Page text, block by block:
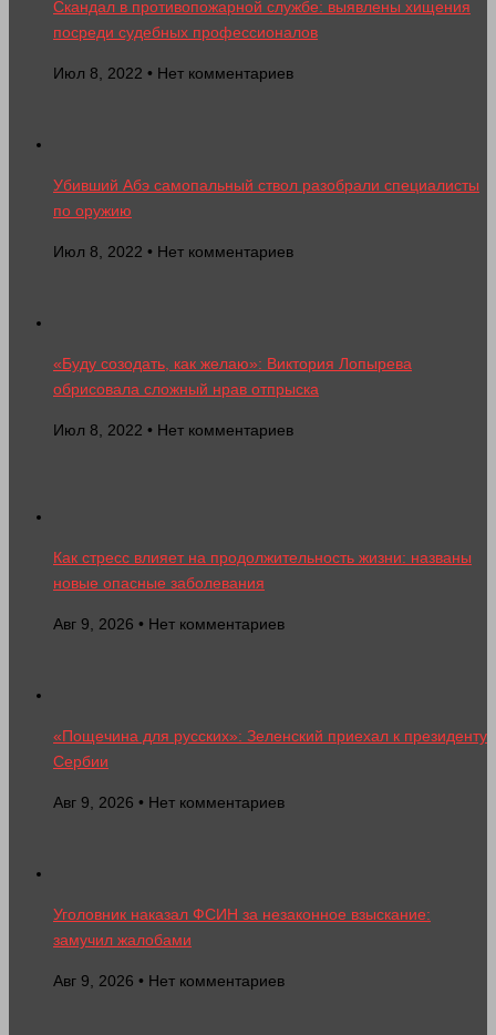
Скандал в противопожарной службе: выявлены хищения
посреди судебных профессионалов
Июл 8, 2022 • Нет комментариев
Убивший Абэ самопальный ствол разобрали специалисты
по оружию
Июл 8, 2022 • Нет комментариев
«Буду созодать, как желаю»: Виктория Лопырева
обрисовала сложный нрав отпрыска
Июл 8, 2022 • Нет комментариев
Как стресс влияет на продолжительность жизни: названы
новые опасные заболевания
Авг 9, 2026 • Нет комментариев
«Пощечина для русских»: Зеленский приехал к президенту
Сербии
Авг 9, 2026 • Нет комментариев
Уголовник наказал ФСИН за незаконное взыскание:
замучил жалобами
Авг 9, 2026 • Нет комментариев